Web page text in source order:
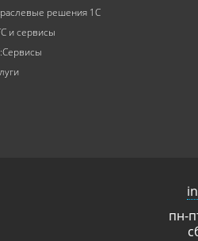
решения 1С
и сервисы
пн-